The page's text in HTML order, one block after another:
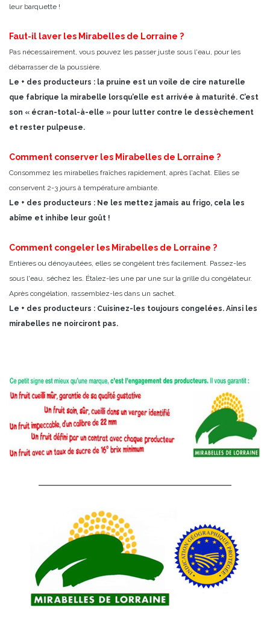
leur barquette !
Faut-il laver les Mirabelles de Lorraine ?
Pas nécessairement, vous pouvez les passer juste sous l'eau, pour les
débarrasser de la poussière.
Le + des producteurs : la pruine est un voile de cire naturelle
que fabrique la mirabelle lorsqu’elle est arrivée à maturité. C’est
son « écran-total-à-elle » pour lutter contre le dessèchement
et rester pulpeuse.
Comment conserver les Mirabelles de Lorraine ?
Consommez les mirabelles fraîches rapidement, après l'achat. Elles se
conservent 2-3 jours à température ambiante.
Le + des producteurs : Ne les mettez jamais au frigo, cela les
abîme et inhibe leur goût !
Comment congeler les Mirabelles de Lorraine ?
Entières ou dénoyautées, elles se congèlent très facilement. Passez-les
sous l'eau, séchez les. Étalez-les une par une sur la grille du congélateur.
Après congélation, rassemblez-les dans un sachet.
Le + des producteurs : Cuisinez-les toujours congelées. Ainsi les
mirabelles ne noirciront pas.